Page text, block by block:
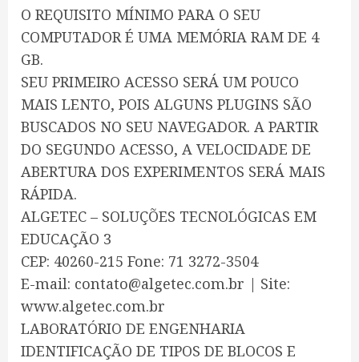
O REQUISITO MÍNIMO PARA O SEU
COMPUTADOR É UMA MEMÓRIA RAM DE 4
GB.
SEU PRIMEIRO ACESSO SERÁ UM POUCO
MAIS LENTO, POIS ALGUNS PLUGINS SÃO
BUSCADOS NO SEU NAVEGADOR. A PARTIR
DO SEGUNDO ACESSO, A VELOCIDADE DE
ABERTURA DOS EXPERIMENTOS SERÁ MAIS
RÁPIDA.
ALGETEC – SOLUÇÕES TECNOLÓGICAS EM
EDUCAÇÃO 3
CEP: 40260-215 Fone: 71 3272-3504
E-mail: contato@algetec.com.br | Site:
www.algetec.com.br
LABORATÓRIO DE ENGENHARIA
IDENTIFICAÇÃO DE TIPOS DE BLOCOS E